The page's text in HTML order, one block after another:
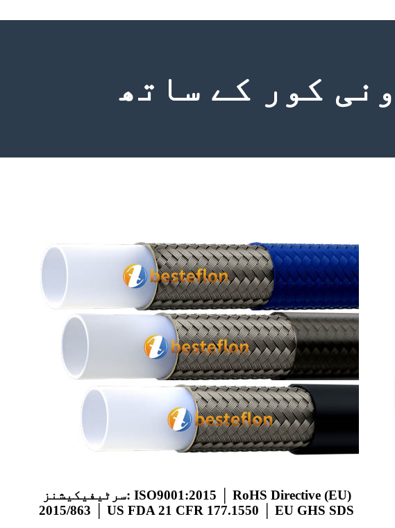
سرٹیفیکیشنز: ISO9001:2015 │ RoHS Directive (EU)
2015/863 │ US FDA 21 CFR 177.1550 │ EU GHS SDS